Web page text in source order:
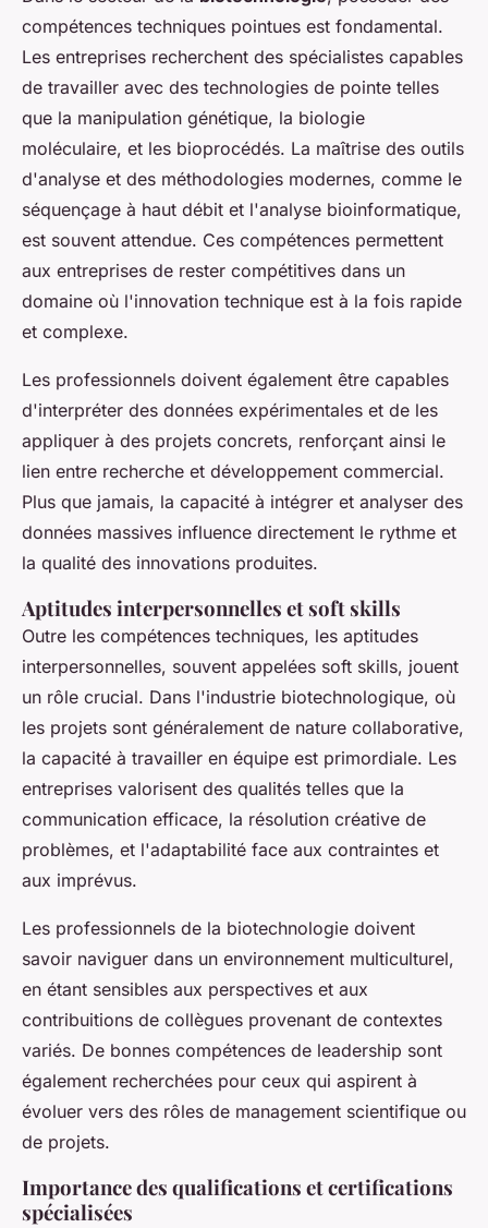
compétences techniques pointues est fondamental.
Les entreprises recherchent des spécialistes capables
de travailler avec des technologies de pointe telles
que la manipulation génétique, la biologie
moléculaire, et les bioprocédés. La maîtrise des outils
d'analyse et des méthodologies modernes, comme le
séquençage à haut débit et l'analyse bioinformatique,
est souvent attendue. Ces compétences permettent
aux entreprises de rester compétitives dans un
domaine où l'innovation technique est à la fois rapide
et complexe.
Les professionnels doivent également être capables
d'interpréter des données expérimentales et de les
appliquer à des projets concrets, renforçant ainsi le
lien entre recherche et développement commercial.
Plus que jamais, la capacité à intégrer et analyser des
données massives influence directement le rythme et
la qualité des innovations produites.
Aptitudes interpersonnelles et soft skills
Outre les compétences techniques, les aptitudes
interpersonnelles, souvent appelées soft skills, jouent
un rôle crucial. Dans l'industrie biotechnologique, où
les projets sont généralement de nature collaborative,
la capacité à travailler en équipe est primordiale. Les
entreprises valorisent des qualités telles que la
communication efficace, la résolution créative de
problèmes, et l'adaptabilité face aux contraintes et
aux imprévus.
Les professionnels de la biotechnologie doivent
savoir naviguer dans un environnement multiculturel,
en étant sensibles aux perspectives et aux
contribuitions de collègues provenant de contextes
variés. De bonnes compétences de leadership sont
également recherchées pour ceux qui aspirent à
évoluer vers des rôles de management scientifique ou
de projets.
Importance des qualifications et certifications
spécialisées